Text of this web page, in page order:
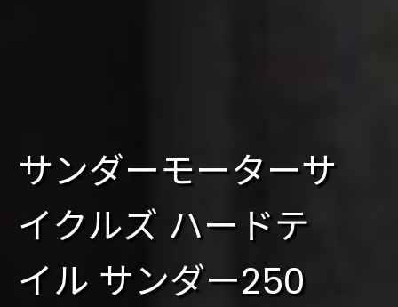
サンダーモーターサ
イクルズ ハードテ
イル サンダー250